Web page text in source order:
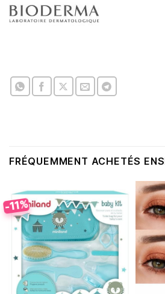
FRÉQUEMMENT ACHETÉS
-11%